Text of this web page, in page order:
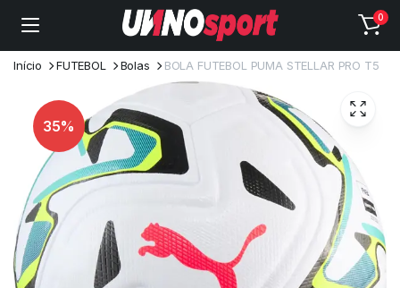
0
Início FUTEBOL Bolas BOLA FUTEBOL PUMA STELLAR PRO T5
35%